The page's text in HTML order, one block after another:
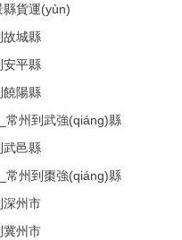
貨運(yùn)
故城縣
安平縣
饒陽縣
常州到武強(qiáng)縣
武邑縣
常州到棗強(qiáng)縣
深州市
冀州市